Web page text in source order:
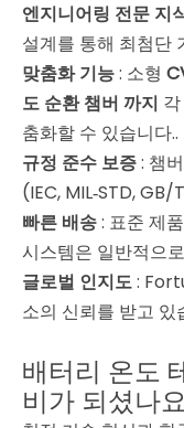
엔지니어링 전문 지
설계를 통해 최첨단
맞춤화 기능: 소형
도 순환 챔버 까지
춤화할 수 있습니다..
규정 준수 보증: 챔
(IEC, MIL‑STD,
빠른 배송: 표준 제
시스템은 일반적으
글로벌 인지도:
소의 신뢰를 받고 있
배터리 온도
비가 되셨나